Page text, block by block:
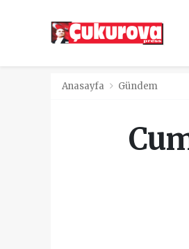
Anasayfa Gündem